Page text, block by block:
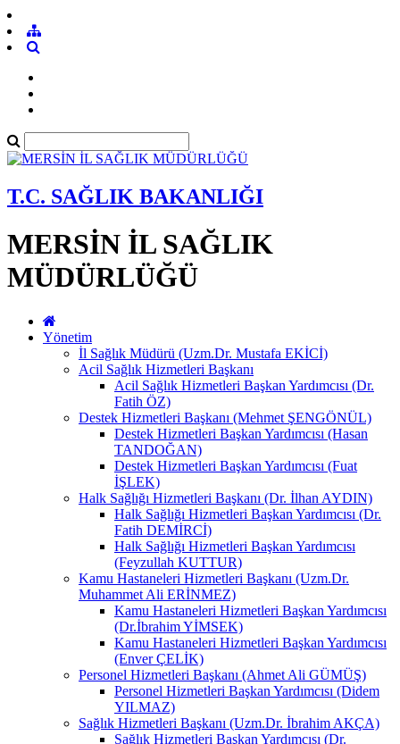
T.C. SAĞLIK BAKANLIĞI
MERSİN İL SAĞLIK
MÜDÜRLÜĞÜ
Yönetim
İl Sağlık Müdürü (Uzm.Dr. Mustafa EKİCİ)
Acil Sağlık Hizmetleri Başkanı
Acil Sağlık Hizmetleri Başkan Yardımcısı (Dr.
Fatih ÖZ)
Destek Hizmetleri Başkanı (Mehmet ŞENGÖNÜL)
Destek Hizmetleri Başkan Yardımcısı (Hasan
TANDOĞAN)
Destek Hizmetleri Başkan Yardımcısı (Fuat
İŞLEK)
Halk Sağlığı Hizmetleri Başkanı (Dr. İlhan AYDIN)
Halk Sağlığı Hizmetleri Başkan Yardımcısı (Dr.
Fatih DEMİRCİ)
Halk Sağlığı Hizmetleri Başkan Yardımcısı
(Feyzullah KUTTUR)
Kamu Hastaneleri Hizmetleri Başkanı (Uzm.Dr.
Muhammet Ali ERİNMEZ)
Kamu Hastaneleri Hizmetleri Başkan Yardımcısı
(Dr.İbrahim YİMSEK)
Kamu Hastaneleri Hizmetleri Başkan Yardımcısı
(Enver ÇELİK)
Personel Hizmetleri Başkanı (Ahmet Ali GÜMÜŞ)
Personel Hizmetleri Başkan Yardımcısı (Didem
YILMAZ)
Sağlık Hizmetleri Başkanı (Uzm.Dr. İbrahim AKÇA)
Sağlık Hizmetleri Başkan Yardımcısı (Dr.